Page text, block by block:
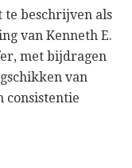
beschrijven als
van Kenneth E.
met bijdragen
van
consistentie